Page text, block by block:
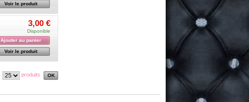
Voir le produit
3,00 €
Disponible
Ajouter au panier
Voir le produit
produits